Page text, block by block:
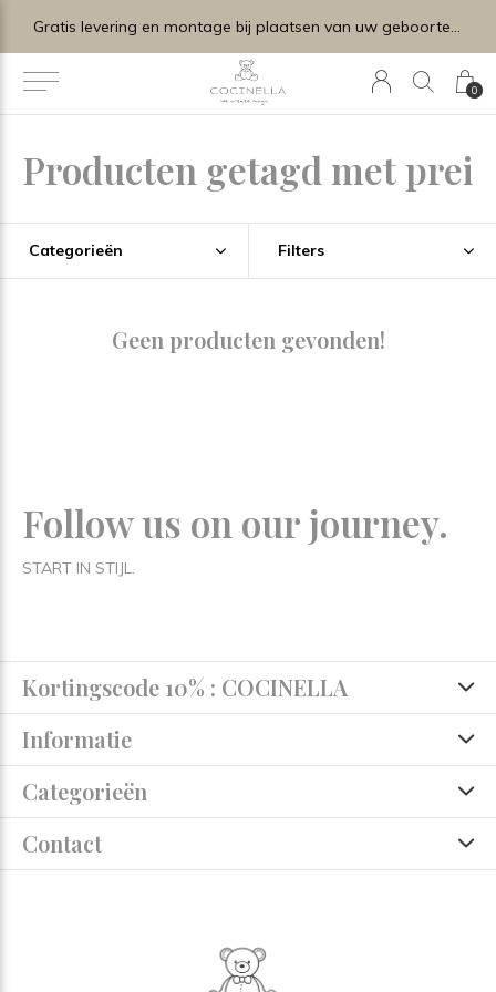
0
Gratis levering en montage bij plaatsen van uw geboortelijstje.
Producten getagd met prei
Categorieën Filters
Geen producten gevonden!
Follow us on our journey.
START IN STIJL.
Kortingscode 10% : COCINELLA
Informatie
Categorieën
Contact